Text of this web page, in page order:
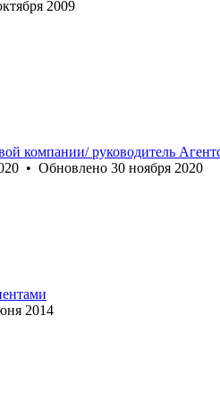
2009
компании/ руководитель
• Обновлено 30 ноября 2020
2014